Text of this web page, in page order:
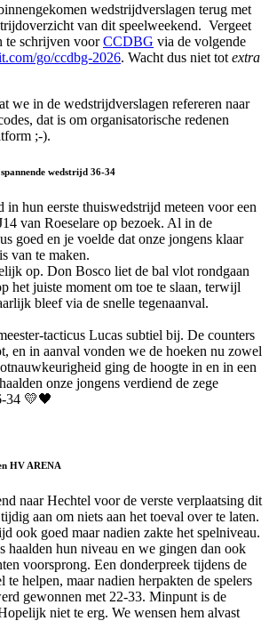
wedstrijdverslagen terug met
van dit speelweekend. Vergeet
te schrijven voorCCDBG via de volgende
go/ccdbg-2026. Wacht dus niet tot extra
we in de wedstrijdverslagen refereren naar
dat is om organisatorische redenen
;-).
wedstrijd 36-34
in hun eerste thuiswedstrijd meteen voor een
van Roeselare op bezoek. Al in de
goed en je voelde dat onze jongens klaar
van te maken.
op. Don Bosco liet de bal vlot rondgaan
het juiste moment om toe te slaan, terwijl
bleef via de snelle tegenaanval.
tacticus Lucas subtiel bij. De counters
en in aanval vonden we de hoeken nu zowel
ging de hoogte in en in een
onze jongens verdiend de zege
34 💛🖤
HV ARENA
naar Hechtel voor de verste verplaatsing dit
aan om niets aan het toeval over te laten.
ook goed maar nadien zakte het spelniveau.
haalden hun niveau en we gingen dan ook
voorsprong. Een donderpreek tijdens de
te helpen, maar nadien herpakten de spelers
gewonnen met 22-33. Minpunt is de
niet te erg. We wensen hem alvast